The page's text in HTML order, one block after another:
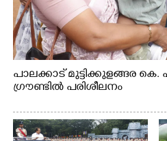
പാലക്കാട് മുട്ടിക്കുളങ്ങര കെ.
ഗ്രൗണ്ടിൽ പരിശീലനം